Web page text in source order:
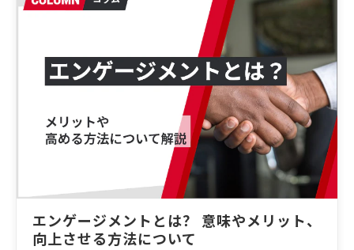
エンゲージメントとは？ 意味やメリット、
向上させる方法について